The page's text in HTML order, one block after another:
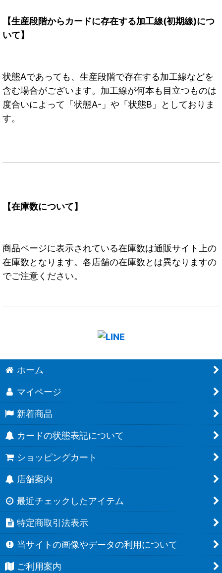
【生産段階からカードに存在する加工線(初期線)につ
いて】
状態Aであっても、生産段階で存在する加工線などを
含む場合がございます。加工線が何本も目立つものは
度合いによって「状態A-」や「状態B」としておりま
す。
【在庫数について】
商品ページに表示されている在庫数は通販サイト上の
在庫数となります。各店舗の在庫数とは異なりますの
でご注意ください。
ホーム
マイページ
新着商品
カードの状態表記について
ショッピングカート
店舗案内
最近チェックしたアイテム
特定商取引法表示
当サイトの画像やデータの利用について
ご利用案内